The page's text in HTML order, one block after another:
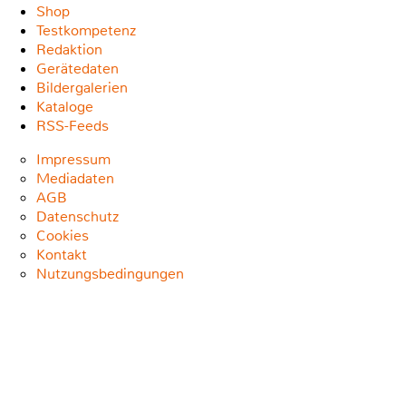
Shop
Testkompetenz
Redaktion
Gerätedaten
Bildergalerien
Kataloge
RSS-Feeds
Impressum
Mediadaten
AGB
Datenschutz
Cookies
Kontakt
Nutzungsbedingungen